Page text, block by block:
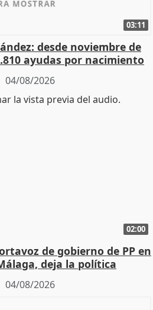
03:11
desde noviembre de
ayudas por nacimiento
04/08/2026
02:00
de gobierno de PP en
deja la política
04/08/2026